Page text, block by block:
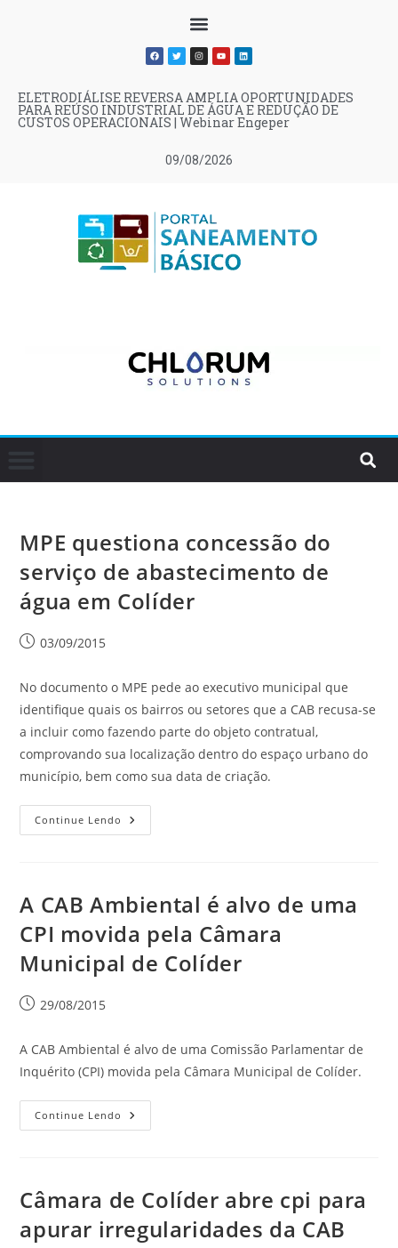
09/08/2026
ELETRODIÁLISE REVERSA AMPLIA OPORTUNIDADES
PARA REÚSO INDUSTRIAL DE ÁGUA E REDUÇÃO DE
CUSTOS OPERACIONAIS | Webinar Engeper
MPE questiona concessão do
serviço de abastecimento de
água em Colíder
03/09/2015
No documento o MPE pede ao executivo municipal que
identifique quais os bairros ou setores que a CAB recusa-se
a incluir como fazendo parte do objeto contratual,
comprovando sua localização dentro do espaço urbano do
município, bem como sua data de criação.
Continue Lendo
A CAB Ambiental é alvo de uma
CPI movida pela Câmara
Municipal de Colíder
29/08/2015
A CAB Ambiental é alvo de uma Comissão Parlamentar de
Inquérito (CPI) movida pela Câmara Municipal de Colíder.
Continue Lendo
Câmara de Colíder abre cpi para
apurar irregularidades da CAB